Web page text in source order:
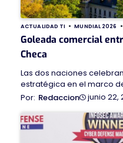
ACTUALIDAD TI MUNDIAL 2026
Goleada comercial
Checa
Las dos naciones
estratégica en el marco
Redaccion
junio 22,